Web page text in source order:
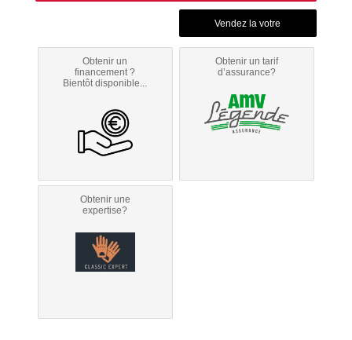
Obtenir un
financement ?
Bientôt disponible...
Obtenir un tarif
d’assurance?
Obtenir une
expertise?